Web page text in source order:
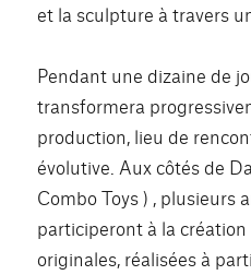
et la sculpture à travers
Pendant une dizaine de
transformera
production, lieu de
évolutive. Aux côtés de
Combo Toys ) , plusieurs
participeront à la création
originales, réalisées à